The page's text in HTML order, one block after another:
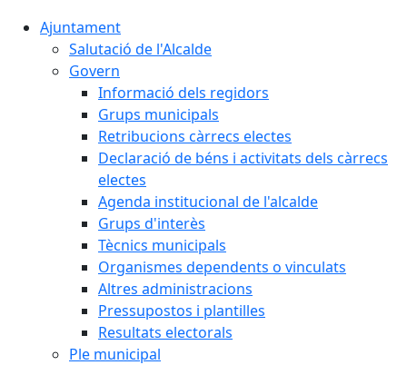
Ajuntament
Salutació de l'Alcalde
Govern
Informació dels regidors
Grups municipals
Retribucions càrrecs electes
Declaració de béns i activitats dels càrrecs
electes
Agenda institucional de l'alcalde
Grups d'interès
Tècnics municipals
Organismes dependents o vinculats
Altres administracions
Pressupostos i plantilles
Resultats electorals
Ple municipal